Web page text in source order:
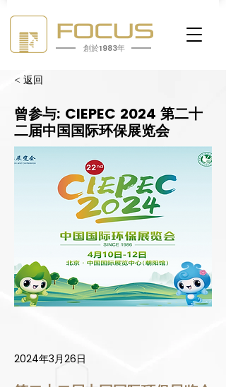
創於1983年
< 返回
曾参与: CIEPEC 2024 第二十
二届中国国际环保展览会
2024年3月26日